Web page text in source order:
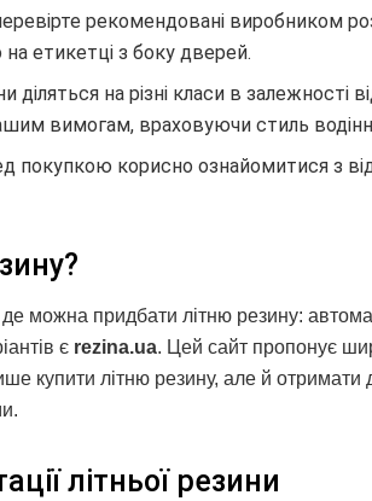
рекомендовані виробником
етикетці з боку дверей.
діляться на різні класи в залежності
вимогам, враховуючи стиль
покупкою корисно ознайомитися з
де можна придбати літню резину:
є rezina.ua. Цей сайт пропонує
купити літню резину, але й
літньої резини